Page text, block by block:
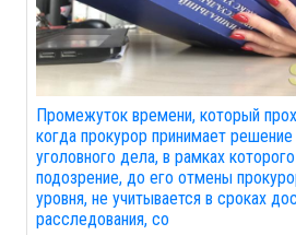
Промежуток времени, который
когда прокурор принимает
уголовного дела, в рамках
подозрение, до его отмены
уровня, не учитывается в сроках
расследования, со